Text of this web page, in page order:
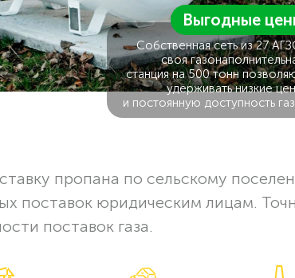
Выгодные
Собственная сеть из 27
своя
станция на 500 тонн
удерживать низкие
и постоянную доступность
пропана по сельскому
поставок юридическим лицам.
поставок газа.